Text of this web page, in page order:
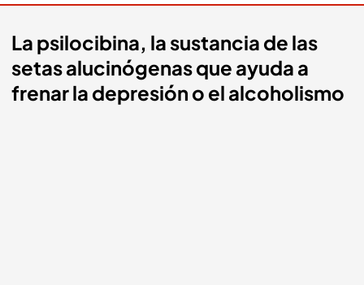
La psilocibina, la sustancia de las
setas alucinógenas que ayuda a
frenar la depresión o el alcoholismo